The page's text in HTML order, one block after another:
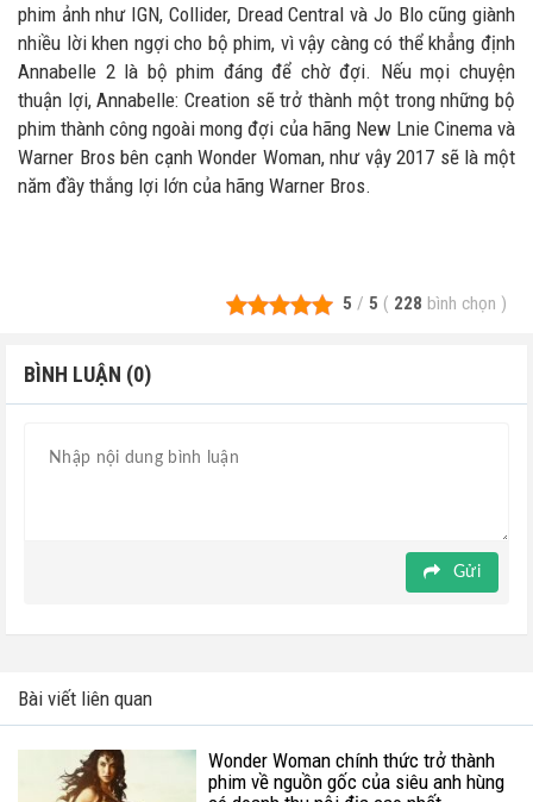
phim ảnh như IGN, Collider, Dread Central và Jo Blo cũng giành
nhiều lời khen ngợi cho bộ phim, vì vậy càng có thể khẳng định
Annabelle 2 là bộ phim đáng để chờ đợi. Nếu mọi chuyện
thuận lợi, Annabelle: Creation sẽ trở thành một trong những bộ
phim thành công ngoài mong đợi của hãng New Lnie Cinema và
Warner Bros bên cạnh Wonder Woman, như vậy 2017 sẽ là một
năm đầy thắng lợi lớn của hãng Warner Bros.
5 / 5 ( 228 bình chọn )
BÌNH LUẬN (0)
Gửi
Bài viết liên quan
Wonder Woman chính thức trở thành
phim về nguồn gốc của siêu anh hùng